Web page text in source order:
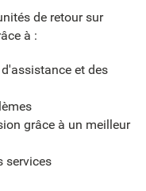
de retour sur
à :
et des
grâce à un meilleur
services